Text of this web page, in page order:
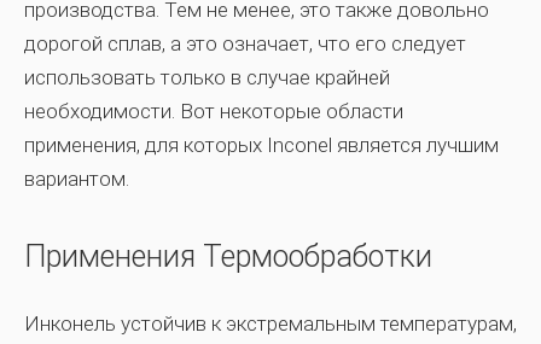
производства. Тем не менее, это также довольно
дорогой сплав, а это означает, что его следует
использовать только в случае крайней
необходимости. Вот некоторые области
применения, для которых Inconel является лучшим
вариантом.
Применения Термообработки
Инконель устойчив к экстремальным температурам,